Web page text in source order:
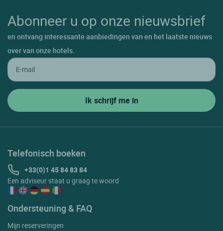
Abonneer u op onze nieuwsbrief
en ontvang interessante aanbiedingen van en het laatste nieuws
over van onze hotels.
Telefonisch boeken
+33(0)1 45 84 83 84
Een adviseur staat u graag te woord
Ondersteuning & FAQ
Mijn reserveringen